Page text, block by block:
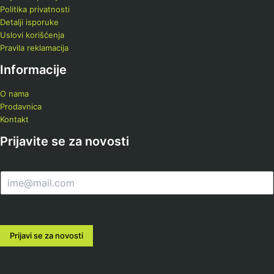
Politika privatnosti
Detalji isporuke
Uslovi korišćenja
Pravila reklamacija
Informacije
O nama
Prodavnica
Kontakt
Prijavite se za novosti
m
l
Prijavi se za novosti